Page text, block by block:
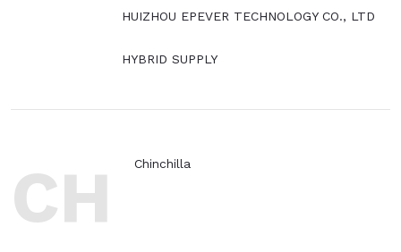
HUIZHOU EPEVER TECHNOLOGY CO., LTD
HYBRID SUPPLY
CH Chinchilla